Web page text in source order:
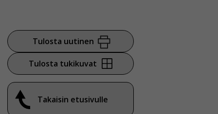
Tulosta uutinen
Tulosta tukikuvat
Takaisin etusivulle